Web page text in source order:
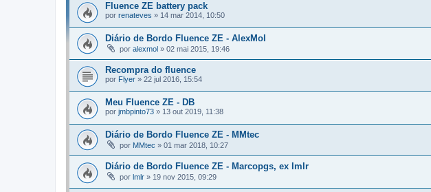
Fluence ZE battery pack
por renateves » 14 mar 2014, 10:50
Diário de Bordo Fluence ZE - AlexMol
por alexmol » 02 mai 2015, 19:46
Recompra do fluence
por Flyer » 22 jul 2016, 15:54
Meu Fluence ZE - DB
por jmbpinto73 » 13 out 2019, 11:38
Diário de Bordo Fluence ZE - MMtec
por MMtec » 01 mar 2018, 10:27
Diário de Bordo Fluence ZE - Marcopgs, ex lmlr
por lmlr » 19 nov 2015, 09:29